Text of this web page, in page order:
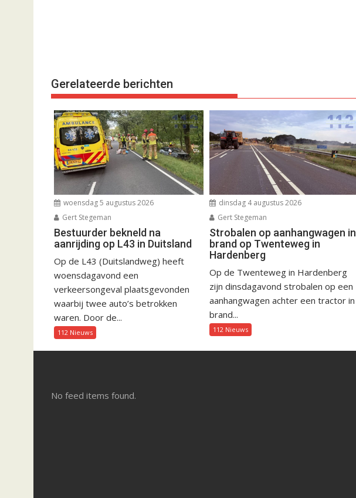
Gerelateerde berichten
woensdag 5 augustus 2026
Gert Stegeman
Bestuurder bekneld na
aanrijding op L43 in Duitsland
Op de L43 (Duitslandweg) heeft
woensdagavond een
verkeersongeval plaatsgevonden
waarbij twee auto’s betrokken
waren. Door de...
112 Nieuws
dinsdag 4 augustus 2026
Gert Stegeman
Strobalen op aanhangwagen in
brand op Twenteweg in
Hardenberg
Op de Twenteweg in Hardenberg
zijn dinsdagavond strobalen op een
aanhangwagen achter een tractor in
brand...
112 Nieuws
No feed items found.